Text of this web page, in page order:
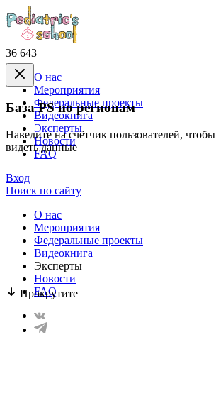
36 643
База PS по регионам
Наведите на счётчик пользователей, чтобы
видеть данные
Прокрутите
О нас
Mероприятия
Федеральные проекты
Видеокнига
Эксперты
Новости
FAQ
Вход
Поиск по сайту
О нас
Mероприятия
Федеральные проекты
Видеокнига
Эксперты
Новости
FAQ